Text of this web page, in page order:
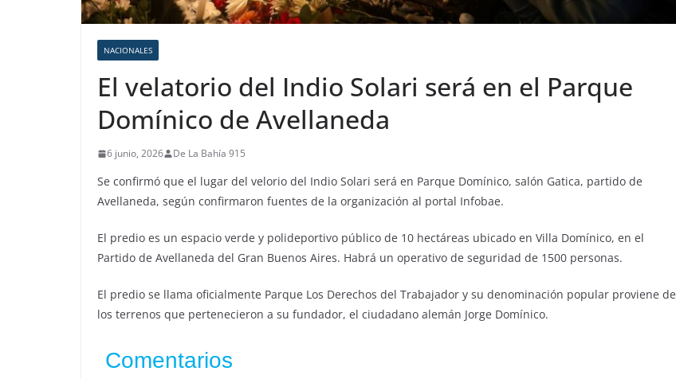
NACIONALES
El velatorio del Indio Solari será en el Parque
Domínico de Avellaneda
6 junio, 2026 De La Bahía 915
Se confirmó que el lugar del velorio del Indio Solari será en Parque Domínico, salón Gatica, partido de
Avellaneda, según confirmaron fuentes de la organización al portal Infobae.
El predio es un espacio verde y polideportivo público de 10 hectáreas ubicado en Villa Domínico, en el
Partido de Avellaneda del Gran Buenos Aires. Habrá un operativo de seguridad de 1500 personas.
El predio se llama oficialmente Parque Los Derechos del Trabajador y su denominación popular proviene de
los terrenos que pertenecieron a su fundador, el ciudadano alemán Jorge Domínico.
Comentarios